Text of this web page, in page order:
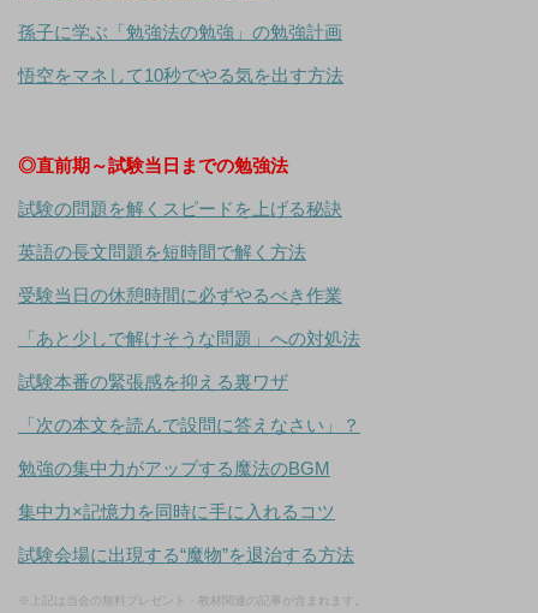
孫子に学ぶ「勉強法の勉強」の勉強計画
悟空をマネして10秒でやる気を出す方法
◎直前期～試験当日までの勉強法
試験の問題を解くスピードを上げる秘訣
英語の長文問題を短時間で解く方法
受験当日の休憩時間に必ずやるべき作業
「あと少しで解けそうな問題」への対処法
試験本番の緊張感を抑える裏ワザ
「次の本文を読んで設問に答えなさい」？
勉強の集中力がアップする魔法のBGM
集中力×記憶力を同時に手に入れるコツ
試験会場に出現する“魔物”を退治する方法
※上記は当会の無料プレゼント・教材関連の記事が含まれます。